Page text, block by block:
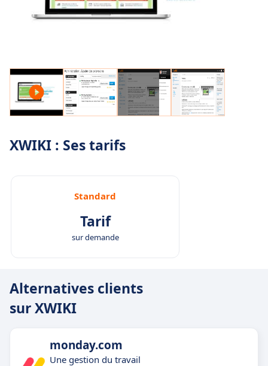
communiquer entre eux et à renforcer la
collaboration globale au sein de l’entreprise
XWIKI : Ses tarifs
Standard
Tarif
sur demande
Alternatives clients
sur XWIKI
monday.com
Une gestion du travail